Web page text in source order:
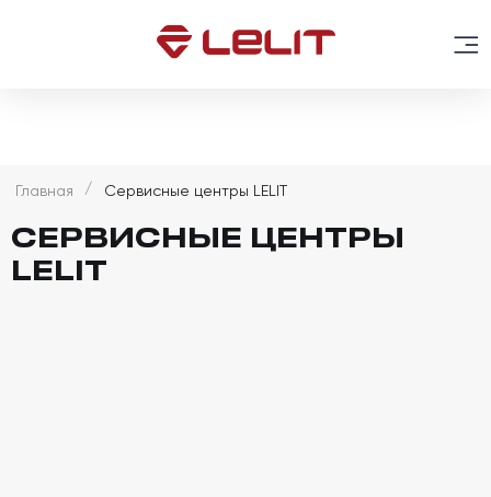
Главная Сервисные центры LELIT
СЕРВИСНЫЕ ЦЕНТРЫ
LELIT